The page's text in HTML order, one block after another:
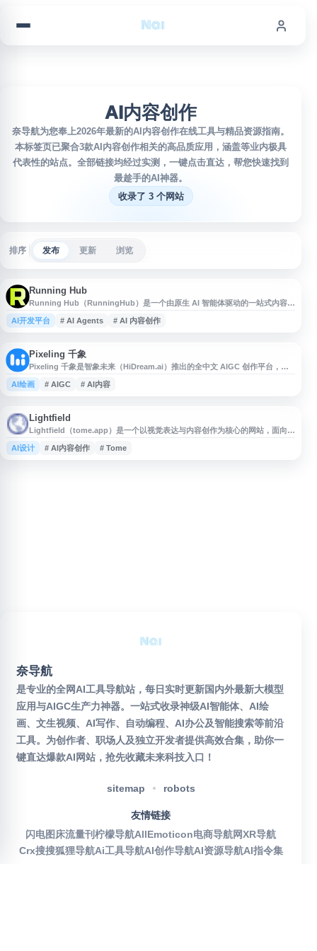
AI内容创作
奈导航为您奉上2026年最新的AI内容创作在线工具与精品资源指南。
本标签页已聚合3款AI内容创作相关的高品质应用，涵盖等业内极具
代表性的站点。全部链接均经过实测，一键点击直达，帮您快速找到
最趁手的AI神器。
收录了 3 个网站
排序 发布 更新 浏览
Running Hub
Running Hub（RunningHub）是一个由原生 AI 智能体驱动的一站式内容创
作平台，面向创作者和团队提供 AI 工作流与内容生产工具。平台支持
ComfyUI 工作流、无限画布、AI 应用搭建、图像生成、视频生成及模型 API
AI开发平台 # AI Agents # AI 内容创作
Pixeling 千象
Pixeling 千象是智象未来（HiDream.ai）推出的全中文 AIGC 创作平台，基
于自主可控的多模态生成式 AI 大模型构建。平台提供文生图、图生图、文生
视频、图生视频等核心功能，支持智能重绘、智能拓图、智能排版和视频编辑
AI绘画 # AIGC # AI内容
Lightfield
Lightfield（tome.app）是一个以视觉表达与内容创作为核心的网站，面向需
要制作展示型内容、创意叙事或视觉项目的用户。网站可用于了解其产品能
力、应用场景与相关服务信息，适合关注 AI 内容创作、演示文稿、视觉叙事
AI设计 # AI内容创作 # Tome
奈导航
是专业的全网AI工具导航站，每日实时更新国内外最新大模型
应用与AIGC生产力神器。一站式收录神级AI智能体、AI绘
画、文生视频、AI写作、自动编程、AI办公及智能搜索等前沿
工具。为创作者、职场人及独立开发者提供高效合集，助你一
键直达爆款AI网站，抢先收藏未来科技入口！
sitemap robots
友情链接
闪电图床流量刊柠檬导航AllEmoticon电商导航网XR导航
Crx搜搜狐狸导航Ai工具导航AI创作导航AI资源导航AI指令集